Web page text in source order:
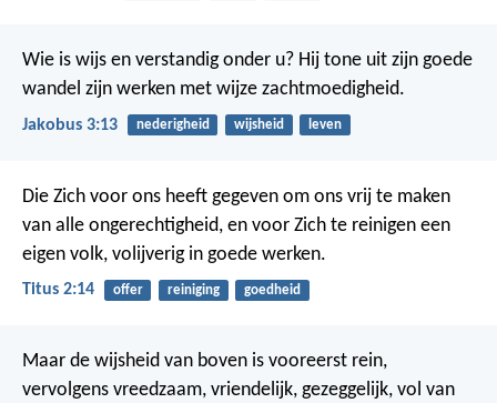
Wie is wijs en verstandig onder u? Hij tone uit zijn goede
wandel zijn werken met wijze zachtmoedigheid.
Jakobus 3:13 nederigheid wijsheid leven
Die Zich voor ons heeft gegeven om ons vrij te maken
van alle ongerechtigheid, en voor Zich te reinigen een
eigen volk, volijverig in goede werken.
Titus 2:14 offer reiniging goedheid
Maar de wijsheid van boven is vooreerst rein,
vervolgens vreedzaam, vriendelijk, gezeggelijk, vol van